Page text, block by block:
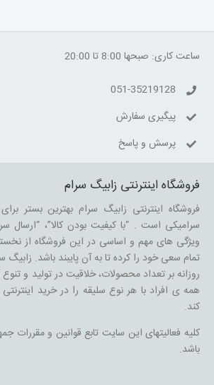
ساعت کاری: صبحها 8:00 تا 20:00
051-35219128
پیگیری سفارش
پرسش و پاسخ
فروشگاه اینترنتی زابیگ سرام
فروشگاه اینترنتی زابیگ سرام بهترین بستر
سرامیکی است . “با کیفیت بودن کالا”، “ارسال
ویژگی های مهم و اساسی در این فروشگاه از
تمام سعی خود را کرده تا به آن پایبند باشد.
روزانه بر تعداد محصولات، خلاقیت در تولید و تنوع
همه ی افراد با هر نوع سلیقه را در خرید
کند.
کلیه فعالیتهای این سایت تابع قوانین و مقررات
باشد.